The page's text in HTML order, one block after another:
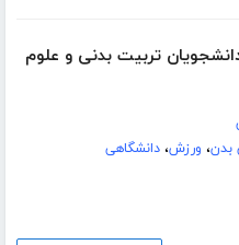
تربیت بدنی و علوم
بدن، ورزش،دانشگاهی